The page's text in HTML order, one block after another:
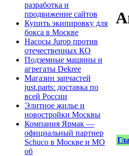
разработка и
продвижение сайтов
Купить экипировку для
бокса в Москве
Насосы Jurop против
отечественных КО
Подземные машины и
агрегаты Dekree
Магазин запчастей
just.parts: доставка по
всей России
Элитное жилье и
новостройки Москвы
Компания Ярмак —
официальный партнер
Schuco в Москве и МО
об